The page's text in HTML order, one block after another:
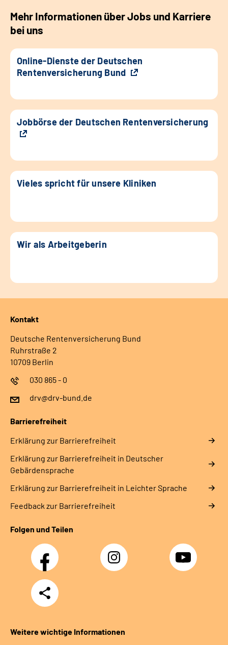
Mehr Informationen über Jobs und Karriere
bei uns
Online-Dienste der Deutschen
Rentenversicherung Bund
Jobbörse der Deutschen Rentenversicherung
Vieles spricht für unsere Kliniken
Wir als Arbeitgeberin
Kontakt
Deutsche Rentenversicherung Bund
Ruhrstraße 2
10709 Berlin
030 865 - 0
drv@drv-bund.de
Barrierefreiheit
Erklärung zur Barrierefreiheit
Erklärung zur Barrierefreiheit in Deutscher
Gebärdensprache
Erklärung zur Barrierefreiheit in Leichter Sprache
Feedback zur Barrierefreiheit
Folgen und Teilen
Facebook Instagram YouTube
Teilen
Weitere wichtige Informationen